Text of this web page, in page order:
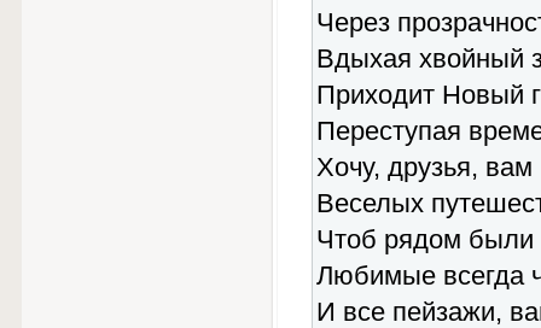
Через
Вдыхая хвойный
Приходит Новый
Переступая
Хочу, друзья,
Веселых
Чтоб рядом были
Любимые всегда
И все пейзажи,